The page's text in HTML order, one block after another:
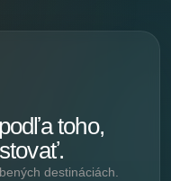
toho,
destináciách.